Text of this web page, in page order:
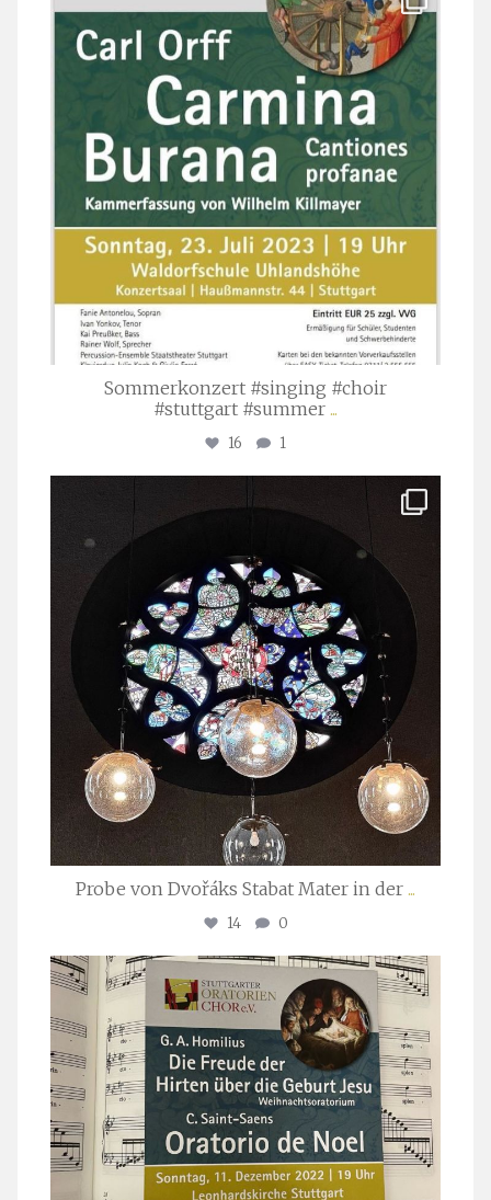
Juli 22
Sommerkonzert #singing #choir
#stuttgart #summer ...
16 1
Apr. 1
Probe von Dvořáks Stabat Mater in der ...
14 0
stuttgarter_oratorienchor
Nov. 29